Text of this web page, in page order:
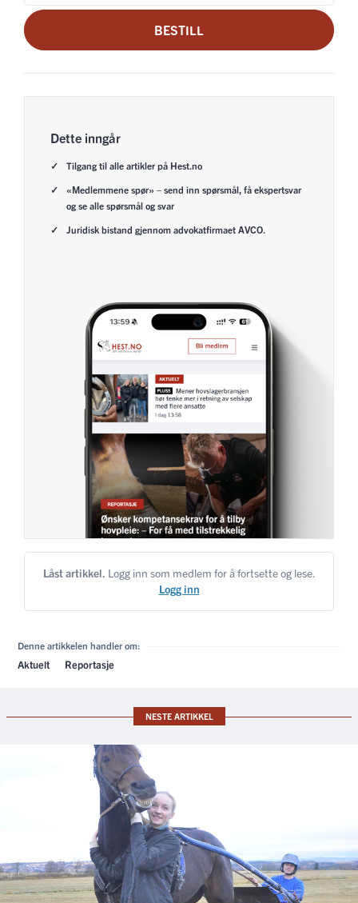
BESTILL
Dette inngår
Tilgang til alle artikler på Hest.no
«Medlemmene spør» – send inn spørsmål, få ekspertsvar
og se alle spørsmål og svar
Juridisk bistand gjennom advokatfirmaet AVCO.
Låst artikkel. Logg inn som medlem for å fortsette og lese.
Logg inn
Denne artikkelen handler om:
Aktuelt Reportasje
NESTE ARTIKKEL